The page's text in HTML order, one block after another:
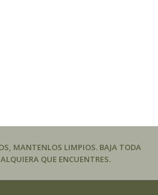
MANTENLOS LIMPIOS. BAJA TODA
QUE ENCUENTRES.